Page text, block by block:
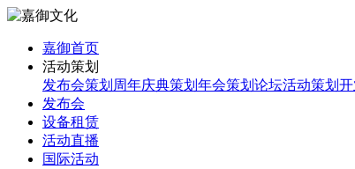
嘉御首页
活动策划
发布会策划 周年庆典策划 年会策划 论坛活动策划
发布会
设备租赁
活动直播
国际活动